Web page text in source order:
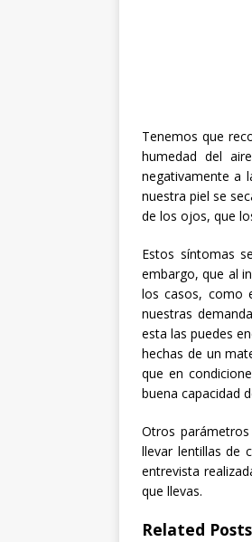
Tenemos que
humedad del
negativamente a
nuestra piel se
de los ojos, que
Estos síntomas
embargo, que al
los casos, como
nuestras
esta las puedes
hechas de un
que en
buena capacidad
Otros
llevar lentillas de
entrevista
que llevas.
Related